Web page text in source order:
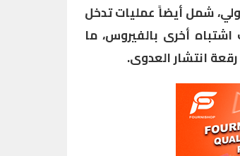
شمل أيضاً عمليات تدخل
أخرى بالفيروس، ما
انتشار العدوى.